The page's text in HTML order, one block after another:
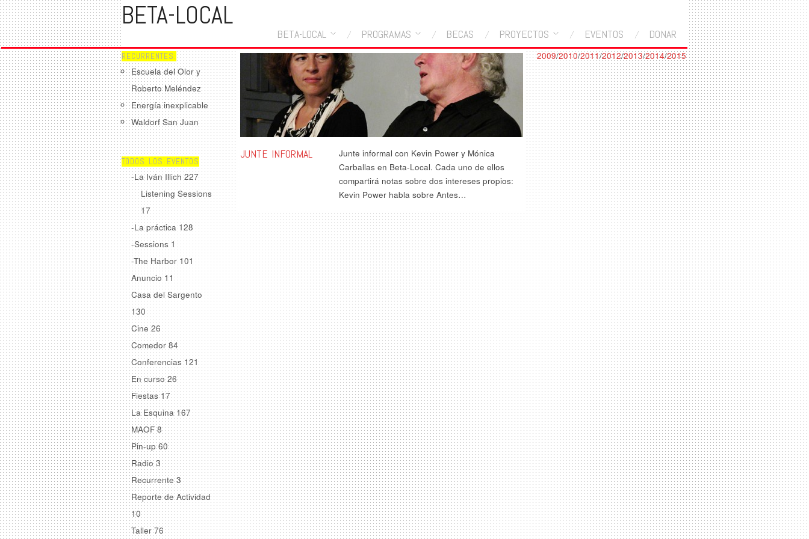
BETA-LOCAL
BETA-LOCAL PROGRAMAS BECAS PROYECTOS EVENTOS DONAR
RECURRENTES:
Escuela del Olor y
Roberto Meléndez
Energía inexplicable
Waldorf San Juan
TODOS LOS EVENTOS
-La Iván Illich227
Listening Sessions
17
-La práctica128
-Sessions 1
-The Harbor101
Anuncio11
Casa del Sargento
130
Cine26
Comedor 84
Conferencias121
En curso26
Fiestas17
La Esquina167
MAOF8
Pin-up60
Radio3
Recurrente3
Reporte de Actividad
10
Taller76
JUNTE INFORMAL
Junte informal con Kevin Power y Mónica
Carballas en Beta-Local. Cada uno de ellos
compartirá notas sobre dos intereses propios:
Kevin Power habla sobre Antes…
2009/2010/2011/2012/2013/2014/2015